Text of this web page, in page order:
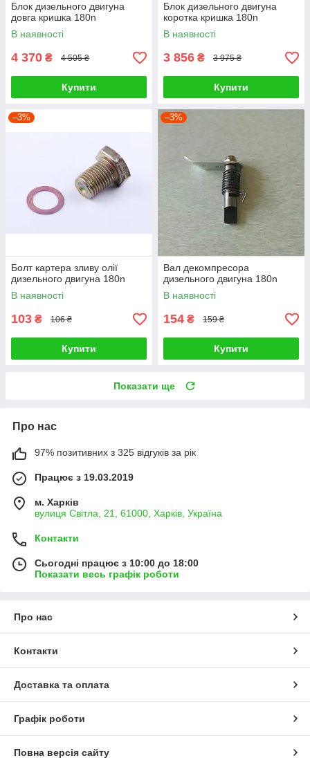
Блок дизельного двигуна
довга кришка 180n
В наявності
4 370 ₴ 4 505 ₴
Купити
Блок дизельного двигуна
коротка кришка 180n
В наявності
3 856 ₴ 3 975 ₴
Купити
–3%
Болт картера зливу олії
дизельного двигуна 180n
В наявності
103 ₴ 106 ₴
Купити
–3%
Вал декомпресора
дизельного двигуна 180n
В наявності
154 ₴ 159 ₴
Купити
Показати ще
Про нас
97% позитивних з 325 відгуків за рік
Працює з 19.03.2019
м. Харків
вулиця Світла, 21, 61000, Харків, Україна
Контакти
Сьогодні працює з 10:00 до 18:00
Показати весь графік роботи
Про нас
Контакти
Доставка та оплата
Графік роботи
Повна версія сайту